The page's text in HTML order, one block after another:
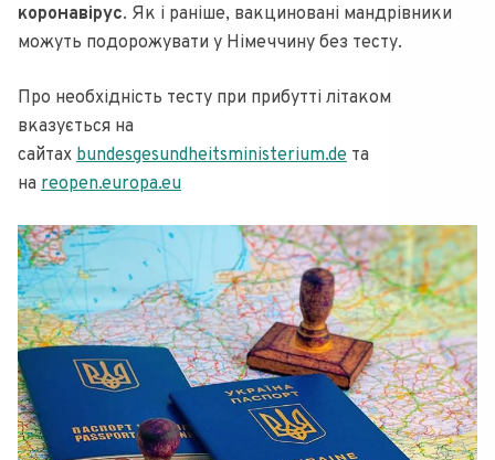
коронавірус. Як і раніше, вакциновані мандрівники
можуть подорожувати у Німеччину без тесту.
Про необхідність тесту при прибутті літаком
вказується на
сайтах bundesgesundheitsministerium.de та
на reopen.europa.eu